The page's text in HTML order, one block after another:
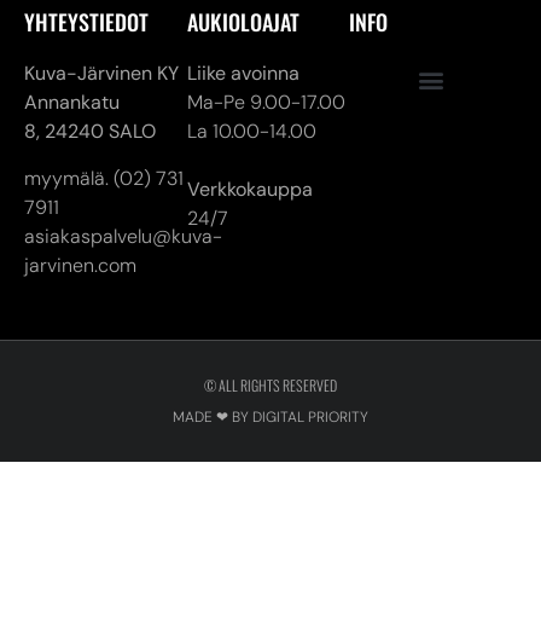
YHTEYSTIEDOT
Kuva-Järvinen KY
Annankatu
8, 24240 SALO
myymälä. (02) 731
7911
asiakaspalvelu@kuva-
jarvinen.com
AUKIOLOAJAT
Liike avoinna
Ma-Pe 9.00-17.00
La 10.00-14.00
Verkkokauppa
24/7
INFO
© ALL RIGHTS RESERVED
MADE ❤ BY DIGITAL PRIORITY